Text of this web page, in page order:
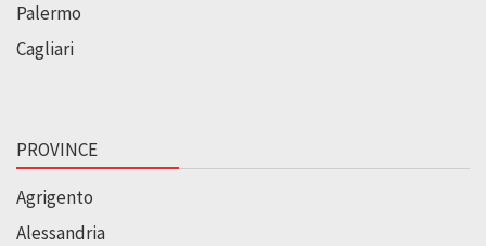
Palermo
Cagliari
PROVINCE
Agrigento
Alessandria